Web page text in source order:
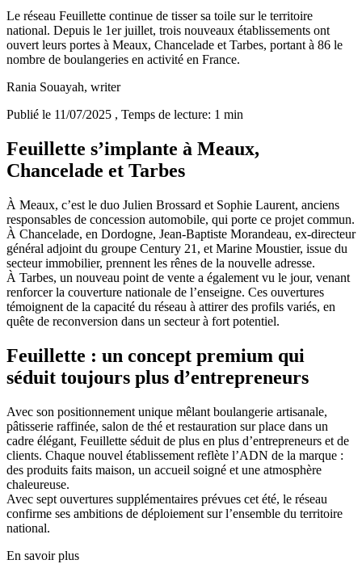
Le réseau Feuillette continue de tisser sa toile sur le territoire
national. Depuis le 1er juillet, trois nouveaux établissements ont
ouvert leurs portes à Meaux, Chancelade et Tarbes, portant à 86 le
nombre de boulangeries en activité en France.
Rania Souayah, writer
Publié le 11/07/2025 , Temps de lecture: 1 min
Feuillette s’implante à Meaux,
Chancelade et Tarbes
À Meaux, c’est le duo Julien Brossard et Sophie Laurent, anciens
responsables de concession automobile, qui porte ce projet commun.
À Chancelade, en Dordogne, Jean-Baptiste Morandeau, ex-directeur
général adjoint du groupe Century 21, et Marine Moustier, issue du
secteur immobilier, prennent les rênes de la nouvelle adresse.
À Tarbes, un nouveau point de vente a également vu le jour, venant
renforcer la couverture nationale de l’enseigne. Ces ouvertures
témoignent de la capacité du réseau à attirer des profils variés, en
quête de reconversion dans un secteur à fort potentiel.
Feuillette : un concept premium qui
séduit toujours plus d’entrepreneurs
Avec son positionnement unique mêlant boulangerie artisanale,
pâtisserie raffinée, salon de thé et restauration sur place dans un
cadre élégant, Feuillette séduit de plus en plus d’entrepreneurs et de
clients. Chaque nouvel établissement reflète l’ADN de la marque :
des produits faits maison, un accueil soigné et une atmosphère
chaleureuse.
Avec sept ouvertures supplémentaires prévues cet été, le réseau
confirme ses ambitions de déploiement sur l’ensemble du territoire
national.
En savoir plus